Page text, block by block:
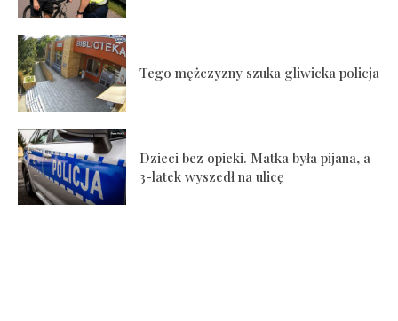
Tego mężczyzny szuka gliwicka policja
Dzieci bez opieki. Matka była pijana, a
3-latek wyszedł na ulicę